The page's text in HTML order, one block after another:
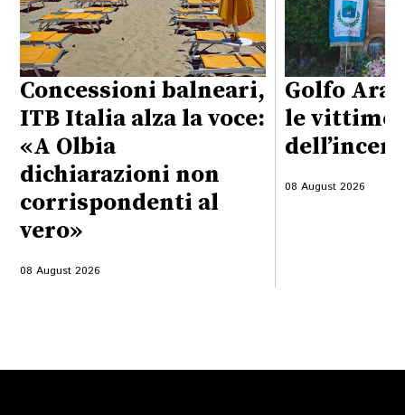
Concessioni balneari,
ITB Italia alza la voce:
«A Olbia
dichiarazioni non
corrispondenti al
vero»
08 August 2026
Golfo
le vittime
08 August 2026